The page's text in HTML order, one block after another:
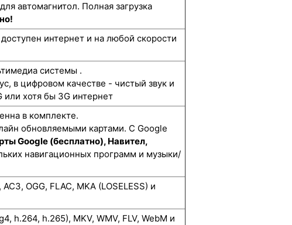
автомагнитол. Полная загрузка
доступен интернет и на любой скорости
системы .
в цифровом качестве - чистый звук и
или хотя бы 3G интернет
в комплекте.
обновляемыми картами. С Google
Google (бесплатно), Навител,
навигационных программ и музыки/
OGG, FLAC, MKA (LOSELESS) и
h.264, h.265), MKV, WMV, FLV, WebM и